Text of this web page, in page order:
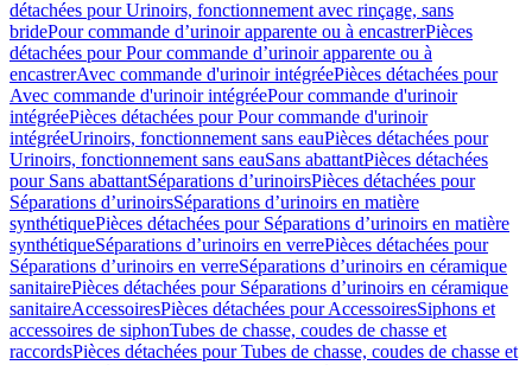
détachées pour Urinoirs, fonctionnement avec rinçage, sans
bridePour commande d’urinoir apparente ou à encastrerPièces
détachées pour Pour commande d’urinoir apparente ou à
encastrerAvec commande d'urinoir intégréePièces détachées pour
Avec commande d'urinoir intégréePour commande d'urinoir
intégréePièces détachées pour Pour commande d'urinoir
intégréeUrinoirs, fonctionnement sans eauPièces détachées pour
Urinoirs, fonctionnement sans eauSans abattantPièces détachées
pour Sans abattantSéparations d’urinoirsPièces détachées pour
Séparations d’urinoirsSéparations d’urinoirs en matière
synthétiquePièces détachées pour Séparations d’urinoirs en matière
synthétiqueSéparations d’urinoirs en verrePièces détachées pour
Séparations d’urinoirs en verreSéparations d’urinoirs en céramique
sanitairePièces détachées pour Séparations d’urinoirs en céramique
sanitaireAccessoiresPièces détachées pour AccessoiresSiphons et
accessoires de siphonTubes de chasse, coudes de chasse et
raccordsPièces détachées pour Tubes de chasse, coudes de chasse et